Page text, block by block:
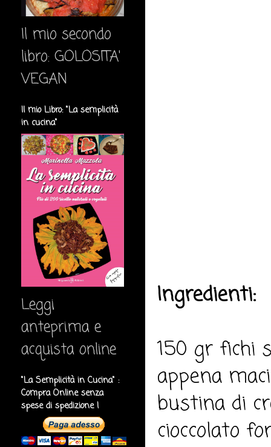
Ingredienti:
150 gr fichi
appena
bustina di
cioccolato
Il mio secondo
libro: GOLOSITA'
VEGAN
Il mio Libro: "La semplicità
in cucina"
Leggi
anteprima e
acquista online
"La Semplicità in Cucina" :
Compra Online senza
spese di spedizione !